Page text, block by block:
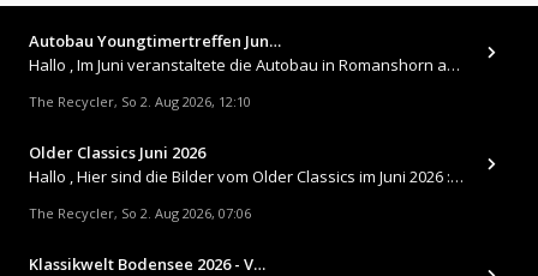
Autobau Youngtimertreffen Jun…
Hallo , Im Juni veranstaltete die Autobau in Romanshorn auf ihrem Gelände ein kleines Youngtimertreffen : https://up.
The Recycler, So 2. Aug 2026, 12:10
Older Classics Juni 2026
​Hallo , Hier sind die Bilder vom Older Classics im Juni 2026 : https://up.picr.de/51155940wd.jpg https://up.pic
The Recycler, So 2. Aug 2026, 07:06
Klassikwelt Bodensee 2026 - V…